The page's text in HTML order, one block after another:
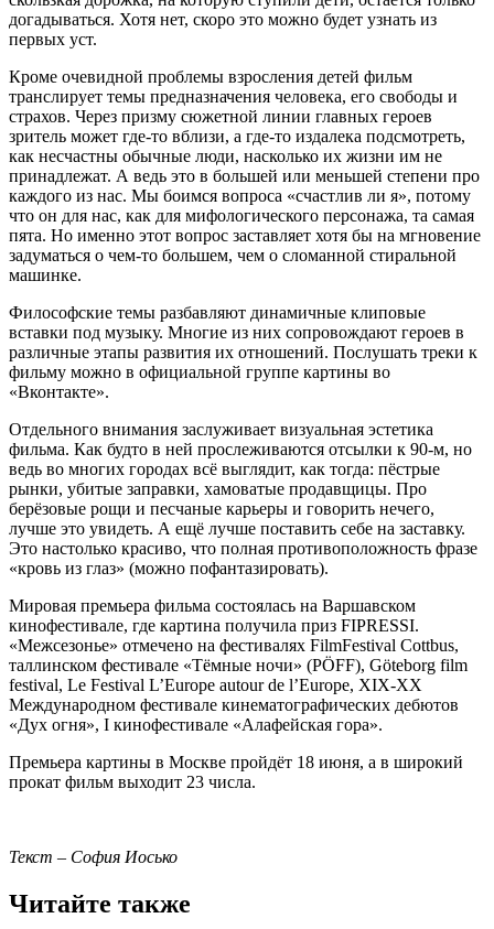
догадываться. Хотя нет, скоро это можно будет узнать из
первых уст.
Кроме очевидной проблемы взросления детей фильм
транслирует темы предназначения человека, его свободы и
страхов. Через призму сюжетной линии главных героев
зритель может где-то вблизи, а где-то издалека подсмотреть,
как несчастны обычные люди, насколько их жизни им не
принадлежат. А ведь это в большей или меньшей степени про
каждого из нас. Мы боимся вопроса «счастлив ли я», потому
что он для нас, как для мифологического персонажа, та самая
пята. Но именно этот вопрос заставляет хотя бы на мгновение
задуматься о чем-то большем, чем о сломанной стиральной
машинке.
Философские темы разбавляют динамичные клиповые
вставки под музыку. Многие из них сопровождают героев в
различные этапы развития их отношений. Послушать треки к
фильму можно в официальной группе картины во
«Вконтакте».
Отдельного внимания заслуживает визуальная эстетика
фильма. Как будто в ней прослеживаются отсылки к 90-м, но
ведь во многих городах всё выглядит, как тогда: пёстрые
рынки, убитые заправки, хамоватые продавщицы. Про
берёзовые рощи и песчаные карьеры и говорить нечего,
лучше это увидеть. А ещё лучше поставить себе на заставку.
Это настолько красиво, что полная противоположность фразе
«кровь из глаз» (можно пофантазировать).
Мировая премьера фильма состоялась на Варшавском
кинофестивале, где картина получила приз FIPRESSI.
«Межсезонье» отмечено на фестивалях FilmFestival Cottbus,
таллинском фестивале «Тёмные ночи» (PÖFF), Göteborg film
festival, Le Festival L’Europe autour de l’Europe, XIX-XX
Международном фестивале кинематографических дебютов
«Дух огня», I кинофестивале «Алафейская гора».
Премьера картины в Москве пройдёт 18 июня, а в широкий
прокат фильм выходит 23 числа.
Текст – София Иосько
Читайте также